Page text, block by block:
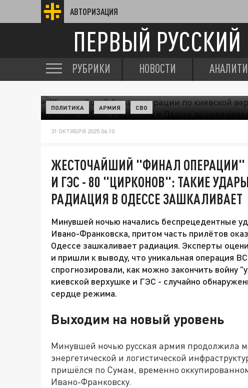
АВТОРИЗАЦИЯ
ПЕРВЫЙ РУССКИЙ
РУБРИКИ НОВОСТИ
ПОЛИТИКА АРМИЯ СВО
31 ОКТЯБРЯ 2025 06:10
ЖЕСТОЧАЙШИЙ "ФИНАЛ ОПЕРАЦИИ"
И ГЭС - 80 "ЦИРКОНОВ": ТАКИЕ
РАДИАЦИЯ В ОДЕССЕ ЗАШКАЛИВАЕТ
Минувшей ночью начались беспрецедентные
Ивано-Франковска, притом часть прилётов
Одессе зашкаливает радиация. Эксперты
и пришли к выводу, что уникальная операция
спрогнозировали, как можно закончить войну
киевской верхушке и ГЭС - случайно
сердце режима.
Выходим на новый уровень
Минувшей ночью русская армия продолжила
энергетической и логистической
пришёлся по Сумам, временно
Ивано-Франковску.